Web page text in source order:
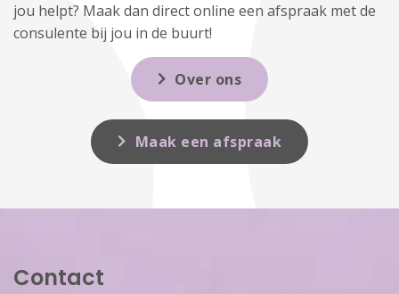
jou helpt? Maak dan direct online een afspraak met de
consulente bij jou in de buurt!
Over ons
Maak een afspraak
Contact